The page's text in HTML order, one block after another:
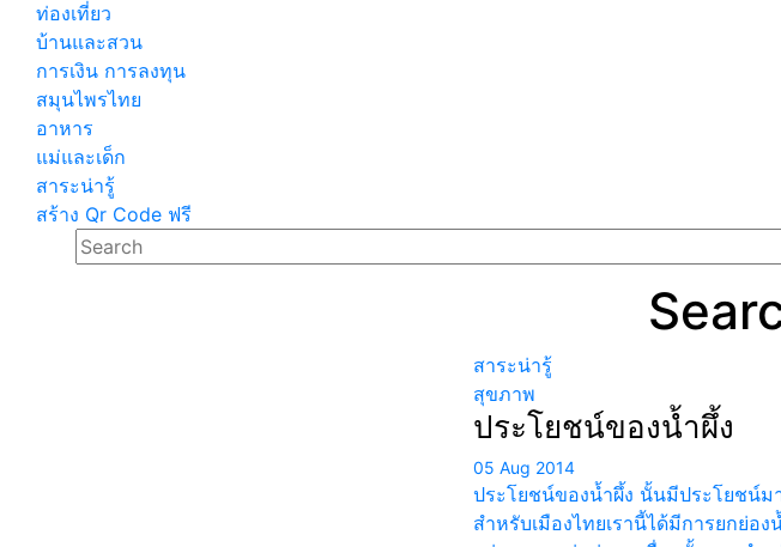
ท่องเที่ยว
บ้านและสวน
การเงิน การลงทุน
สมุนไพรไทย
อาหาร
แม่และเด็ก
สาระน่ารู้
สร้าง Qr Code ฟรี
สาระน่ารู้
สุขภาพ
ประโยชน์ของน้ำผึ้ง
05 Aug 2014
ประโยชน์ของน้ำผึ้ง นั้นมีประโยชน์
สำหรับเมืองไทยเรานี้ได้มีการยกย่อ